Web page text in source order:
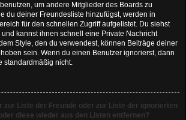
um andere Mitglieder des Boards zu
du deiner Freundesliste hinzufügst, werden in
für den schnellen Zugriff aufgelistet. Du siehst
kannst ihnen schnell eine Private Nachricht
Style, den du verwendest, können Beiträge deiner
sein. Wenn du einen Benutzer ignorierst, dann
standardmäßig nicht.
zur Liste der Freunde oder zur Liste der ignorierten
diese wieder aus den Listen entfernen?